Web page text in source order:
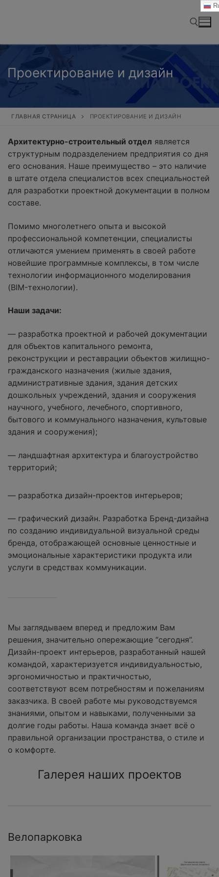
Проектирование и дизайн
ГЛАВНАЯ СТРАНИЦА ПРОЕКТИРОВАНИЕ И ДИЗАЙН
Архитектурно-строительный отдел является
структурным подразделением предприятия со дня
его основания. Наше преимущество – это наличие
в штате отдела специалистов всех специальностей
для разработки проектной документации в полном
составе.
Помимо многолетнего опыта и высокой
профессиональной компетенции, специалисты
отличаются умением применять в своей работе
новейшие программные комплексы, в том числе
технологии информационного моделирования
(BIM-технологии).
Наши задачи:
— разработка проектной и рабочей документации
для объектов капитального ремонта,
реконструкции и реставрации объектов жилищно-
гражданского назначения (жилые здания,
административные здания, здания детских
дошкольных учреждений, здания и сооружения
научного, учебного, лечебного, спортивного,
бытового и коммунального назначения, культовые
здания и сооружения);
— ландшафтная архитектура и благоустройство
территорий;
— разработка дизайн-проектов интерьеров;
— графический дизайн. Разработка Бренд-дизайна
по созданию индивидуальной визуальной среды
бренда, отображающей основные ценностные и
эмоциональные характеристики продукта или
услуги в средствах коммуникации.
Мы заглядываем вперед и предложим Вам
решения, значительно опережающие “сегодня”.
Дизайн-проект интерьеров, разработанный нашей
командой, характеризуется индивидуальностью,
эргономичностью и практичностью,
соответствуют всем потребностям и пожеланиям
заказчика. В своей работе мы руководствуемся
знаниями, опытом и навыками, полученными за
долгие годы работы. Наша команда знает всё о
правильной организации пространства, о стиле и
о комфорте.
Галерея наших проектов
Велопарковка